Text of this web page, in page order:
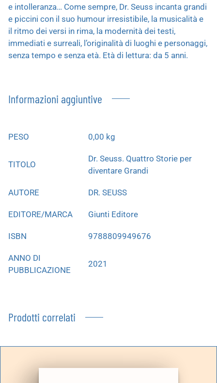
e intolleranza… Come sempre, Dr. Seuss incanta grandi
e piccini con il suo humour irresistibile, la musicalità e
il ritmo dei versi in rima, la modernità dei testi,
immediati e surreali, l’originalità di luoghi e personaggi,
senza tempo e senza età. Età di lettura: da 5 anni.
Informazioni aggiuntive
PESO 0,00 kg
TITOLO
Dr. Seuss. Quattro Storie per
diventare Grandi
AUTORE DR. SEUSS
EDITORE/MARCA Giunti Editore
ISBN 9788809949676
ANNO DI
PUBBLICAZIONE
2021
Prodotti correlati